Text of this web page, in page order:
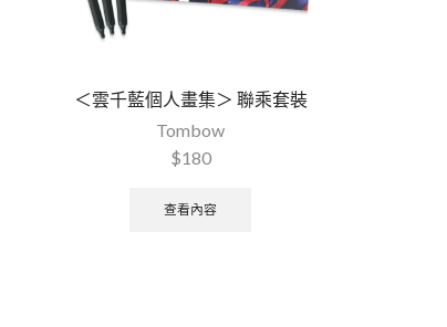
＜雲千藍個人畫集＞ 聯乘套裝
Tombow
$180
查看內容